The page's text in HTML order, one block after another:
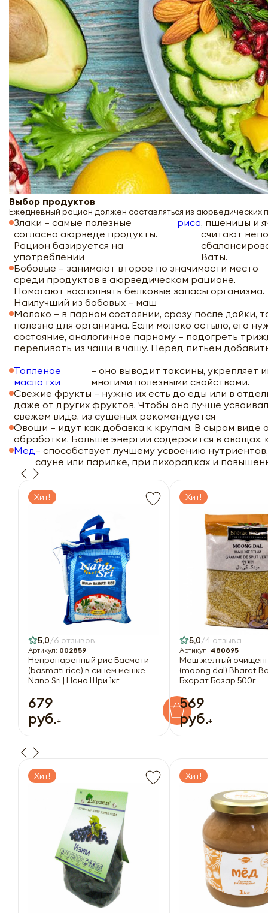
Выбор продуктов
Ежедневный рацион должен составляться из
Злаки – самые полезные
согласно аюрведе продукты.
Рацион базируется на
употреблении
риса, пшеницы и
считают
Ваты.
Бобовые – занимают второе по значимости место
среди продуктов в аюрведическом рационе.
Помогают восполнять белковые запасы организма.
Наилучший из бобовых – маш
Молоко – в парном состоянии, сразу после дойки,
полезно для организма. Если молоко остыло, его
состояние, аналогичное парному – подогреть
переливать из чаши в чашу. Перед питьем
Топленое
масло гхи
– оно выводит токсины, укрепляет
многими полезными свойствами.
Свежие фрукты – нужно их есть до еды или в
даже от других фруктов. Чтобы она лучше
свежем виде, из сушеных рекомендуется
Овощи – идут как добавка к крупам. В сыром виде
обработки. Больше энергии содержится в овощах,
Мед– способствует лучшему усвоению
сауне или парилке, при лихорадках и
Хит!
5,0 6 отзывов
Артикул: 002859
Непропаренный рис Басмати
(basmati rice) в синем мешке
Nano Sri | Нано Шри 1кг
679
руб.
-
+
Хит!
5,0 4 отзыва
Артикул: 480895
Маш желтый
(moong dal) Bharat
Бхарат Базар 500г
569
руб.
-
+
Хит! Хит!